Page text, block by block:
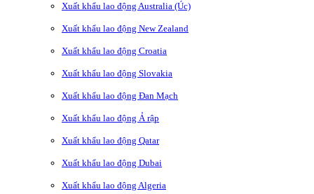
Xuất khẩu lao động Australia (Úc)
Xuất khẩu lao động New Zealand
Xuất khẩu lao động Croatia
Xuất khẩu lao động Slovakia
Xuất khẩu lao động Đan Mạch
Xuất khẩu lao động Ả rập
Xuất khẩu lao động Qatar
Xuất khẩu lao động Dubai
Xuất khẩu lao động Algeria